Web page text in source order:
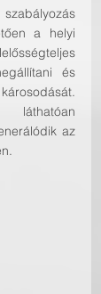
a helyi
és
az